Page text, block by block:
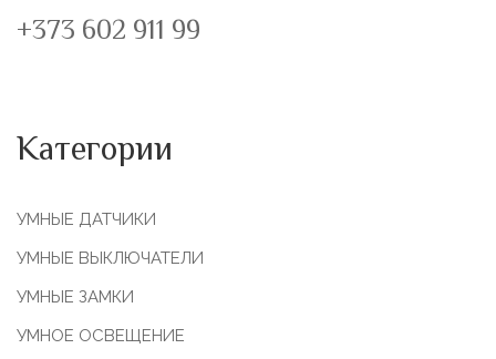
+373 602 911 99
Категории
УМНЫЕ ДАТЧИКИ
УМНЫЕ ВЫКЛЮЧАТЕЛИ
УМНЫЕ ЗАМКИ
УМНОЕ ОСВЕЩЕНИЕ